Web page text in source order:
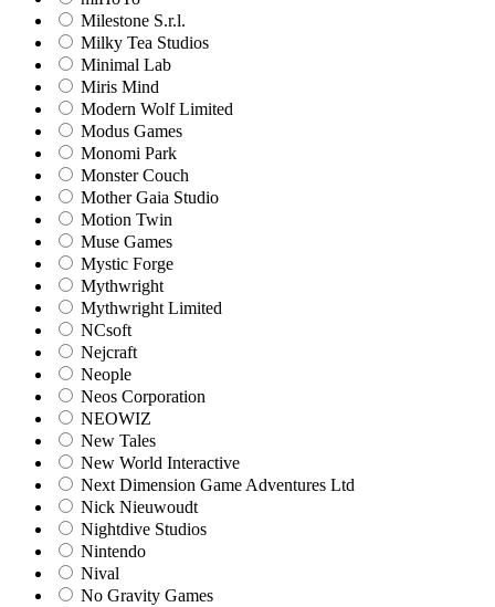
Milestone S.r.l.
Milky Tea Studios
Minimal Lab
Miris Mind
Modern Wolf Limited
Modus Games
Monomi Park
Monster Couch
Mother Gaia Studio
Motion Twin
Muse Games
Mystic Forge
Mythwright
Mythwright Limited
NCsoft
Nejcraft
Neople
Neos Corporation
NEOWIZ
New Tales
New World Interactive
Next Dimension Game Adventures Ltd
Nick Nieuwoudt
Nightdive Studios
Nintendo
Nival
No Gravity Games